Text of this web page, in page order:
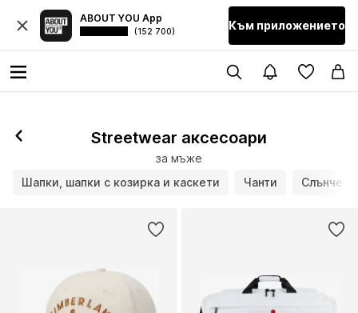
ABOUT YOU App
(152 700) Към приложението
Streetwear аксесоари
за мъже
Шапки, шапки с козирка и каскети
Чанти